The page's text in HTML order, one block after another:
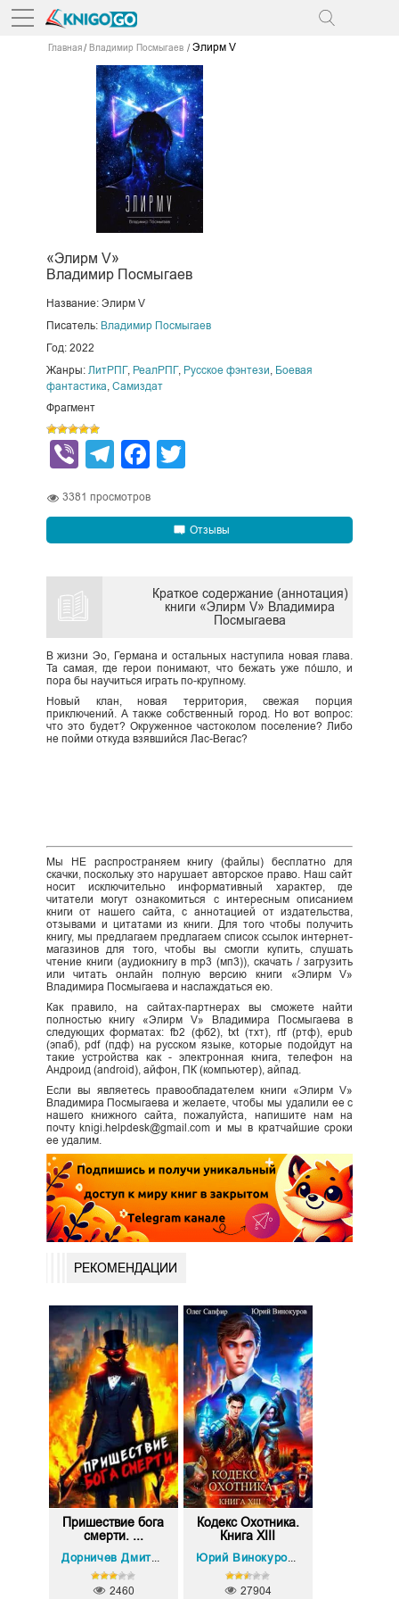
Главная Владимир Посмыгаев Элирм V
«Элирм V»
Владимир Посмыгаев
Название: Элирм V
Писатель: Владимир Посмыгаев
Год: 2022
Жанры: ЛитРПГ, РеалРПГ, Русское фэнтези Боевая
фантастика Самиздат
Фрагмент
ViberTelegram
Facebook
3381 просмотров
Отзывы
Краткое содержание (аннотация)
книги «Элирм V» Владимира
Посмыгаева
В жизни Эо, Германа и остальных наступила новая глава.
Та самая, где герои понимают, что бежать уже по́шло, и
пора бы научиться играть по-крупному.
Новый клан, новая территория, свежая порция
приключений. А также собственный город. Но вот вопрос:
что это будет? Окруженное частоколом поселение? Либо
не пойми откуда взявшийся Лас-Вегас?
Мы НЕ распространяем книгу (файлы) бесплатно для
скачки, поскольку это нарушает авторское право. Наш сайт
носит исключительно информативный характер, где
читатели могут ознакомиться с интересным описанием
книги от нашего сайта, с аннотацией от издательства,
отзывами и цитатами из книги. Для того чтобы получить
книгу, мы предлагаем предлагаем список ссылок интернет-
магазинов для того, чтобы вы смогли купить, слушать
чтение книги (аудиокнигу в mp3 (мп3)), скачать / загрузить
или читать онлайн полную версию книги «Элирм V»
Владимира Посмыгаева и наслаждаться ею.
Как правило, на сайтах-партнерах вы сможете найти
полностью книгу «Элирм V» Владимира Посмыгаева в
следующих форматах: fb2 (фб2), txt (тхт), rtf (ртф), epub
(эпаб), pdf (пдф) на русском языке, которые подойдут на
такие устройства как - электронная книга, телефон на
Андроид (android), айфон, ПК (компьютер), айпад.
Если вы являетесь правообладателем книги «Элирм V»
Владимира Посмыгаева и желаете, чтобы мы удалили ее с
нашего книжного сайта, пожалуйста, напишите нам на
почту knigi.helpdesk@gmail.com и мы в кратчайшие сроки
ее удалим.
РЕКОМЕНДАЦИИ
Пришествие бога
смерти. ...
Дорничев Дмитрий
2460
Кодекс Охотника.
Книга XIII
Юрий Винокуров,
27904